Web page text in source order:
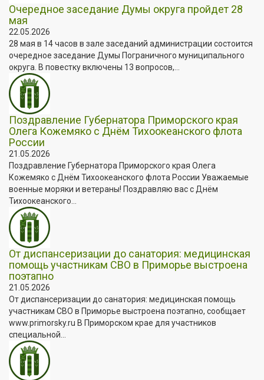
Очередное заседание Думы округа пройдет 28
мая
22.05.2026
28 мая в 14 часов в зале заседаний администрации состоится
очередное заседание Думы Пограничного муниципального
округа. В повестку включены 13 вопросов,...
Поздравление Губернатора Приморского края
Олега Кожемяко с Днём Тихоокеанского флота
России
21.05.2026
Поздравление Губернатора Приморского края Олега
Кожемяко с Днём Тихоокеанского флота России Уважаемые
военные моряки и ветераны! Поздравляю вас с Днём
Тихоокеанского...
От диспансеризации до санатория: медицинская
помощь участникам СВО в Приморье выстроена
поэтапно
21.05.2026
От диспансеризации до санатория: медицинская помощь
участникам СВО в Приморье выстроена поэтапно, сообщает
www.primorsky.ru В Приморском крае для участников
специальной...